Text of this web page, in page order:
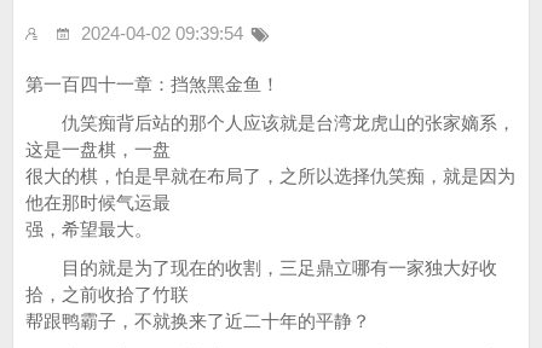
2024-04-02 09:39:54
第一百四十一章：挡煞黑金鱼！
仇笑痴背后站的那个人应该就是台湾龙虎山的张家嫡系，
这是一盘棋，一盘
很大的棋，怕是早就在布局了，之所以选择仇笑痴，就是因为
他在那时候气运最
强，希望最大。
目的就是为了现在的收割，三足鼎立哪有一家独大好收
拾，之前收拾了竹联
帮跟鸭霸子，不就换来了近二十年的平静？